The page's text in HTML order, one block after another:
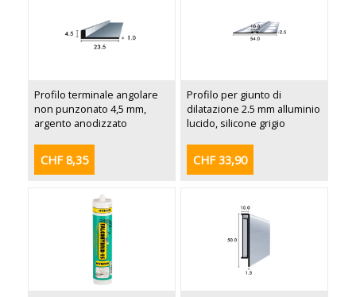
Profilo terminale angolare
non punzonato 4,5 mm,
argento anodizzato
CHF 8,35
Profilo per giunto di
dilatazione 2.5 mm alluminio
lucido, silicone grigio
CHF 33,90